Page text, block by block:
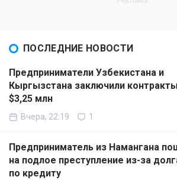
ПОСЛЕДНИЕ НОВОСТИ
Предприниматели Узбекистана и
Кыргызстана заключили
$3,25 млн
Вчера, 22:19 1
Предприниматель из Намангана
на подлое преступление из-за
по кредиту